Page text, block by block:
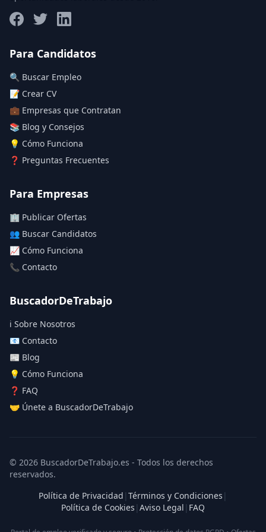
Deja vacío para "sin límite"
Aplicar filtros
Para Candidatos
🔍 Buscar Empleo
📝 Crear CV
💼 Empresas que Contratan
📚 Blog y Consejos
💡 Cómo Funciona
❓ Preguntas Frecuentes
Para Empresas
🏢 Publicar Ofertas
👥 Buscar Candidatos
📈 Cómo Funciona
📞 Contacto
BuscadorDeTrabajo
ℹ️ Sobre Nosotros
📧 Contacto
📰 Blog
💡 Cómo Funciona
❓ FAQ
🤝 Únete a BuscadorDeTrabajo
© 2026 BuscadorDeTrabajo.es - Todos los derechos
reservados.
Política de Privacidad | Términos y Condiciones |
Política de Cookies | Aviso Legal | FAQ